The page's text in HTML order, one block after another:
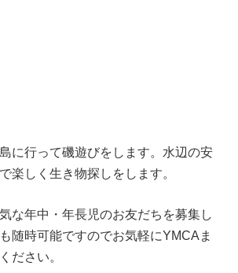
に行って磯遊びをします。水辺の安
楽しく生き物探しをします。
な年中・年長児のお友だちを募集し
随時可能ですのでお気軽にYMCAま
ださい。